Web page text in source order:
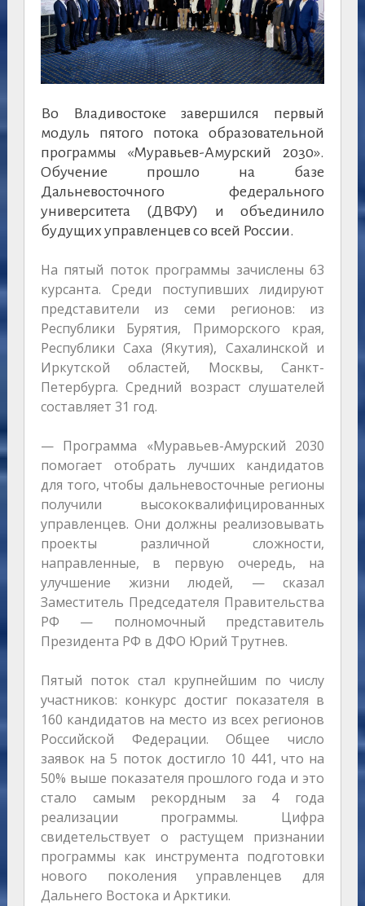
Во Владивостоке завершился первый
модуль пятого потока образовательной
программы «Муравьев-Амурский 2030».
Обучение прошло на базе
Дальневосточного федерального
университета (ДВФУ) и объединило
будущих управленцев со всей России.
На пятый поток программы зачислены 63
курсанта. Среди поступивших лидируют
представители из семи регионов: из
Республики Бурятия, Приморского края,
Республики Саха (Якутия), Сахалинской и
Иркутской областей, Москвы, Санкт-
Петербурга. Средний возраст слушателей
составляет 31 год.
— Программа «Муравьев-Амурский 2030
помогает отобрать лучших кандидатов
для того, чтобы дальневосточные регионы
получили высококвалифицированных
управленцев. Они должны реализовывать
проекты различной сложности,
направленные, в первую очередь, на
улучшение жизни людей, — сказал
Заместитель Председателя Правительства
РФ — полномочный представитель
Президента РФ в ДФО Юрий Трутнев.
Пятый поток стал крупнейшим по числу
участников: конкурс достиг показателя в
160 кандидатов на место из всех регионов
Российской Федерации. Общее число
заявок на 5 поток достигло 10 441, что на
50% выше показателя прошлого года и это
стало самым рекордным за 4 года
реализации программы. Цифра
свидетельствует о растущем признании
программы как инструмента подготовки
нового поколения управленцев для
Дальнего Востока и Арктики.